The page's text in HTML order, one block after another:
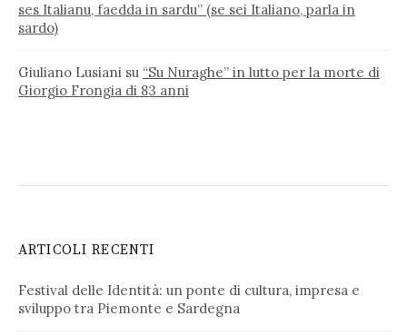
ses Italianu, faedda in sardu” (se sei Italiano, parla in
sardo)
Giuliano Lusiani su “Su Nuraghe” in lutto per la morte di
Giorgio Frongia di 83 anni
ARTICOLI RECENTI
Festival delle Identità: un ponte di cultura, impresa e
sviluppo tra Piemonte e Sardegna